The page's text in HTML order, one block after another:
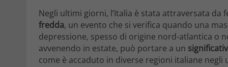
Negli ultimi giorni, l’Italia è stata attraversata
fredda, un evento che si verifica quando una
depressione, spesso di origine nord-atlantica o
avvenendo in estate, può portare a un
come è accaduto in diverse regioni italiane negli